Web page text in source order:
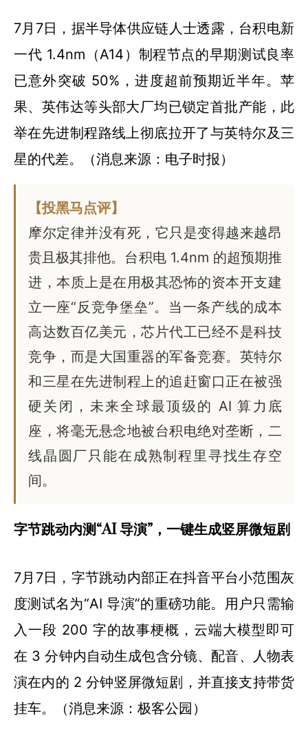
7月7日，据半导体供应链人士透露，台积电新
一代 1.4nm（A14）制程节点的早期测试良率
已意外突破 50%，进度超前预期近半年。苹
果、英伟达等头部大厂均已锁定首批产能，此
举在先进制程路线上彻底拉开了与英特尔及三
星的代差。（消息来源：电子时报）
【投黑马点评】
摩尔定律并没有死，它只是变得越来越昂
贵且极其排他。台积电 1.4nm 的超预期推
进，本质上是在用极其恐怖的资本开支建
立一座“反竞争堡垒”。当一条产线的成本
高达数百亿美元，芯片代工已经不是科技
竞争，而是大国重器的军备竞赛。英特尔
和三星在先进制程上的追赶窗口正在被强
硬关闭，未来全球最顶级的 AI 算力底
座，将毫无悬念地被台积电绝对垄断，二
线晶圆厂只能在成熟制程里寻找生存空
间。
字节跳动内测“AI 导演”，一键生成竖屏微短剧
7月7日，字节跳动内部正在抖音平台小范围灰
度测试名为“AI 导演”的重磅功能。用户只需输
入一段 200 字的故事梗概，云端大模型即可
在 3 分钟内自动生成包含分镜、配音、人物表
演在内的 2 分钟竖屏微短剧，并直接支持带货
挂车。（消息来源：极客公园）